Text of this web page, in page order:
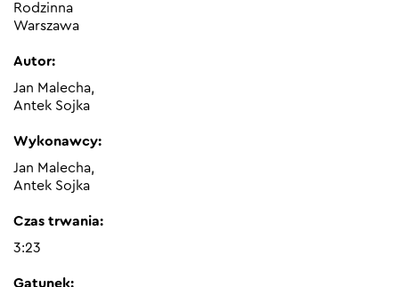
Rodzinna
Warszawa
Autor:
Jan Malecha,
Antek Sojka
Wykonawcy:
Jan Malecha,
Antek Sojka
Czas trwania:
3:23
Gatunek: